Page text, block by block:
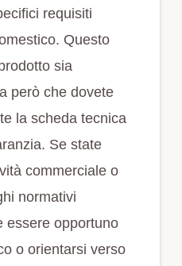
requisiti
Questo
sia
però che dovete
la scheda tecnica
Se state
commerciale o
normativi
essere opportuno
o orientarsi verso